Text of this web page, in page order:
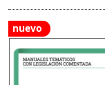
nuevo